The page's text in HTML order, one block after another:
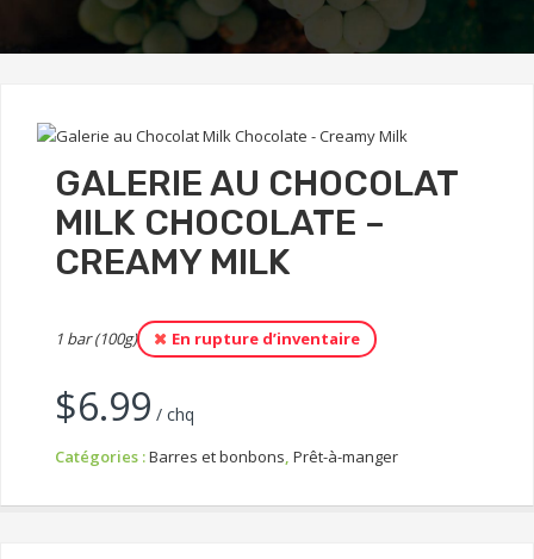
GALERIE AU CHOCOLAT
MILK CHOCOLATE –
CREAMY MILK
1 bar (100g) En rupture d’inventaire
$6.99 / chq
Catégories :Barres et bonbons Prêt-à-manger